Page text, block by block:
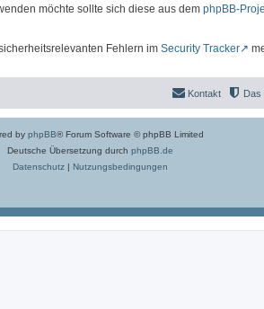
möchte sollte sich diese aus dem phpBB-
Fehlern im Security Tracker
Das
Kontakt
by phpBB® Forum Software © phpBB Limited
Deutsche Übersetzung durch phpBB.de
Datenschutz| Nutzungsbedingungen